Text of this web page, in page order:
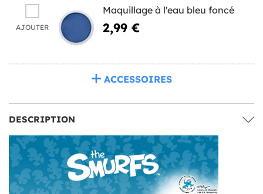
AJOUTER
Maquillage à l'eau bleu foncé
2,99 €
ACCESSOIRES
DESCRIPTION